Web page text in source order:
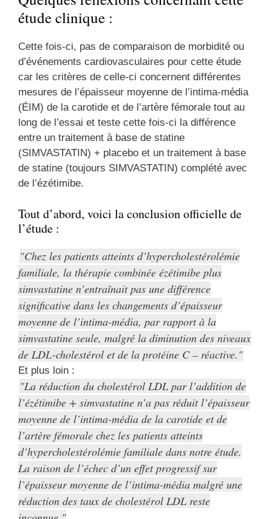
étude clinique :
Cette fois-ci, pas de comparaison de morbidité ou
d’événements cardiovasculaires pour cette étude
car les critères de celle-ci concernent différentes
mesures de l’épaisseur moyenne de l’intima-média
(ÉIM) de la carotide et de l’artère fémorale tout au
long de l’essai et teste cette fois-ci la différence
entre un traitement à base de statine
(SIMVASTATIN) + placebo et un traitement à base
de statine (toujours SIMVASTATIN) complété avec
de l’ézétimibe.
Tout d’abord, voici la conclusion officielle de
l’étude :
Chez les patients atteints d’hypercholestérolémie
familiale, la thérapie combinée ézétimibe plus
simvastatine n’entraînait pas une différence
significative dans les changements d’épaisseur
moyenne de l’intima-média, par rapport à la
simvastatine seule, malgré la diminution des niveaux
de LDL-cholestérol et de la protéine C – réactive.
Et plus loin :
La réduction du cholestérol LDL par l’addition de
l’ézétimibe + simvastatine n’a pas réduit l’épaisseur
moyenne de l’intima-média de la carotide et de
l’artère fémorale chez les patients atteints
d’hypercholestérolémie familiale dans notre étude.
La raison de l’échec d’un effet progressif sur
l’épaisseur moyenne de l’intima-média malgré une
réduction des taux de cholestérol LDL reste